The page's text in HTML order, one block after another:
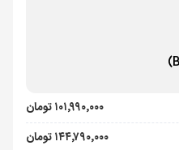
۱۰۱٬۹۹۰٬۰۰۰ تومان
۱۴۴٬۷۹۰٬۰۰۰ تومان